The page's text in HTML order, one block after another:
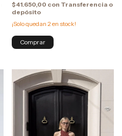
$41.650,00 con Transferencia o
depósito
¡Solo quedan 2en stock!